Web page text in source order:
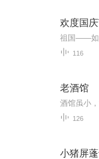
欢度国
116
老酒馆
126